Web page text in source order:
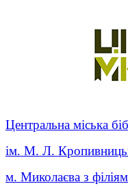
Центральна міська
ім. М. Л.
м. Миколаєва з